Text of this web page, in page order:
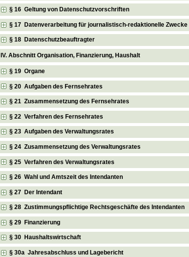
§ 16 Geltung von Datenschutzvorschriften
§ 17 Datenverarbeitung für journalistisch-redaktionelle Zwecke
§ 18 Datenschutzbeauftragter
IV. Abschnitt Organisation, Finanzierung, Haushalt
§ 19 Organe
§ 20 Aufgaben des Fernsehrates
§ 21 Zusammensetzung des Fernsehrates
§ 22 Verfahren des Fernsehrates
§ 23 Aufgaben des Verwaltungsrates
§ 24 Zusammensetzung des Verwaltungsrates
§ 25 Verfahren des Verwaltungsrates
§ 26 Wahl und Amtszeit des Intendanten
§ 27 Der Intendant
§ 28 Zustimmungspflichtige Rechtsgeschäfte des Intendanten
§ 29 Finanzierung
§ 30 Haushaltswirtschaft
§ 30a Jahresabschluss und Lagebericht